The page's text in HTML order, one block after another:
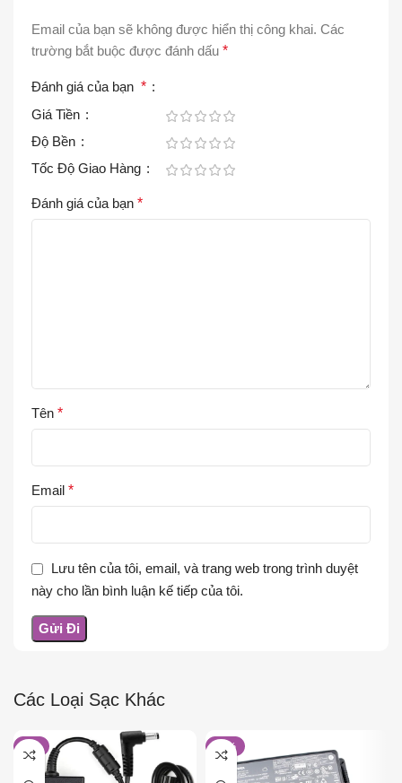
Email của bạn sẽ không được hiển thị công khai. Các
trường bắt buộc được đánh dấu *
Đánh giá của bạn *
Giá Tiền
Độ Bền
Tốc Độ Giao Hàng
Đánh giá của bạn *
Tên *
Email *
Lưu tên của tôi, email, và trang web trong trình duyệt
này cho lần bình luận kế tiếp của tôi.
Các Loại Sạc Khác
-5% -19%